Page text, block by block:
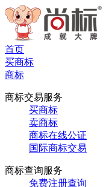
首页
买商标
商标
商标交易服务
买商标
卖商标
商标在线公证
国际商标交易
商标查询服务
免费注册查询